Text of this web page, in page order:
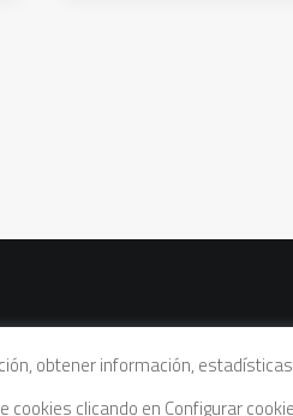
|Política de cookies|
obtener información,
cookies clicando en Configurar